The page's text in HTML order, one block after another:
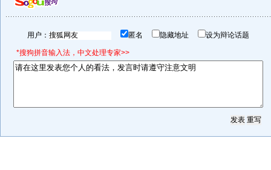
用户： 匿名 隐藏地址 设为辩论话题
*搜狗拼音输入法，中文处理专家>>